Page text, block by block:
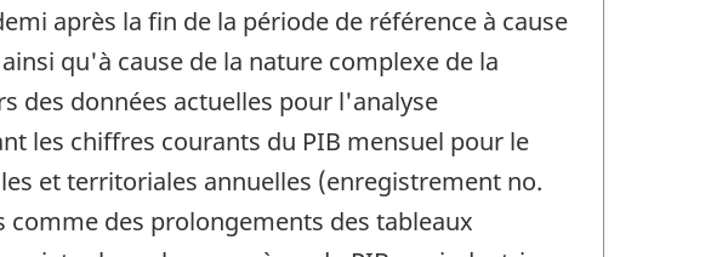
après la fin de la période de référence à cause
qu'à cause de la nature complexe de la
des données actuelles pour l'analyse
les chiffres courants du PIB mensuel pour le
et territoriales annuelles (enregistrement no.
comme des prolongements des tableaux